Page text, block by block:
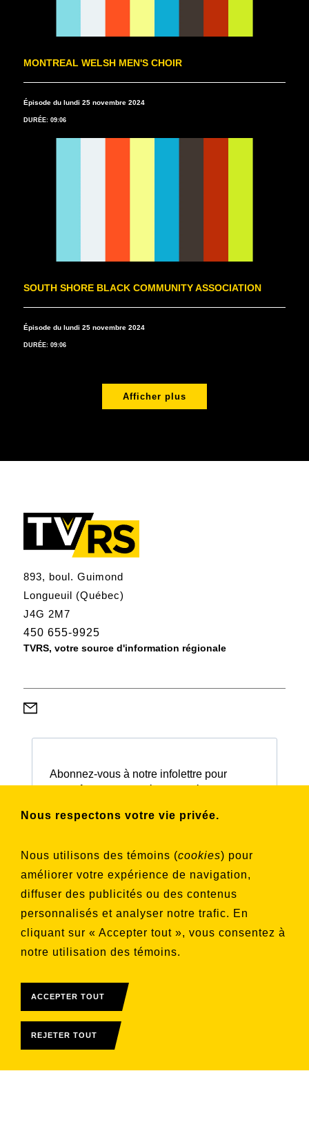
Nous respectons votre vie privée.
Nous utilisons des témoins (cookies) pour
améliorer votre expérience de navigation,
diffuser des publicités ou des contenus
personnalisés et analyser notre trafic. En
cliquant sur « Accepter tout », vous consentez à
notre utilisation des témoins.
ACCEPTER TOUT
REJETER TOUT
MONTREAL WELSH MEN'S CHOIR
Épisode du lundi 25 novembre 2024
DURÉE: 09:06
SOUTH SHORE BLACK COMMUNITY ASSOCIATION
Épisode du lundi 25 novembre 2024
DURÉE: 09:06
Afficher plus
893, boul. Guimond
Longueuil (Québec)
J4G 2M7
450 655-9925
TVRS, votre source d'information régionale
Abonnez-vous à notre infolettre pour
souhaitez vous inscrire
Aucune liste sélectionnée
S'INSCRIRE